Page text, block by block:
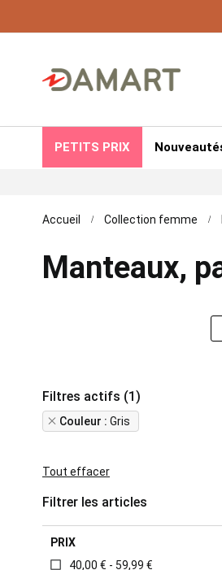
PETITS PRIX
Accueil Collection femme
Manteaux,
Filtres actifs (1)
Couleur Gris
Remove
This
Tout effacer
Filtrer les articles
PRIX
40,00 € - 59,99 €